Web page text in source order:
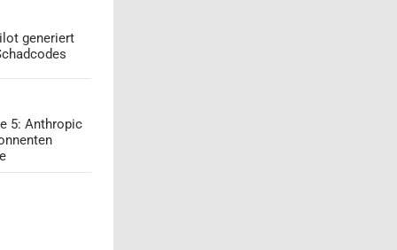
generiert
5: Anthropic